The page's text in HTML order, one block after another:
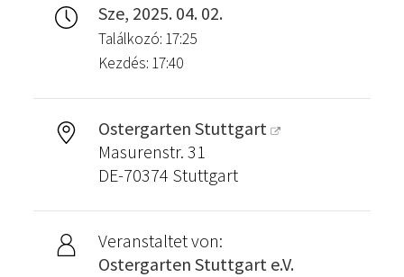
Sze, 2025. 04. 02.
Találkozó: 17:25
Kezdés: 17:40
Ostergarten Stuttgart
Masurenstr. 31
DE-70374 Stuttgart
Veranstaltet von:
Ostergarten Stuttgart e.V.